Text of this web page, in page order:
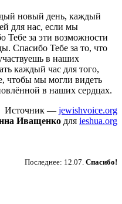
новый день, каждый
для нас, если мы
Тебе за эти возможности
Спасибо Тебе за то, что
в наших
каждый час для того,
чтобы мы могли видеть
в наших сердцах.
Источник — jewishvoice.org
Иващенко для ieshua.org
Последнее: 12.07. Спасибо!